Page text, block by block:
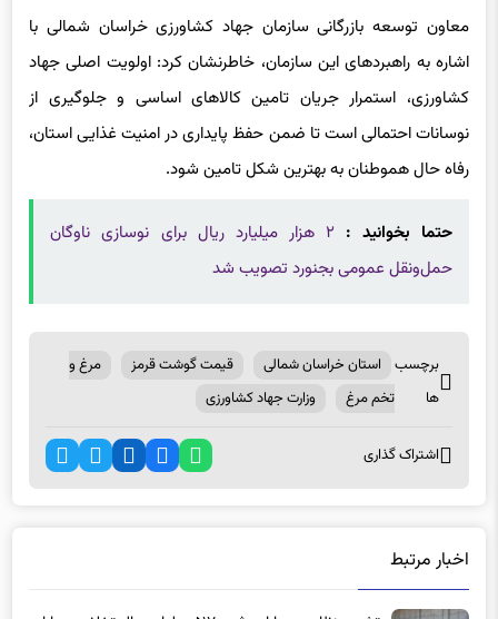
معاون توسعه بازرگانی سازمان جهاد کشاورزی خراسان شمالی با
اشاره به راهبردهای این سازمان، خاطرنشان کرد: اولویت اصلی جهاد
کشاورزی، استمرار جریان تامین کالاهای اساسی و جلوگیری از
نوسانات احتمالی است تا ضمن حفظ پایداری در امنیت غذایی استان،
رفاه حال هموطنان به بهترین شکل تامین شود.
حتما بخوانید :
۲ هزار میلیارد ریال برای نوسازی ناوگان
حمل‌ونقل عمومی بجنورد تصویب شد
برچسب
ها
استان خراسان شمالی قیمت گوشت قرمز
مرغ و
تخم مرغ
وزارت جهاد کشاورزی
اشتراک گذاری
اخبار مرتبط